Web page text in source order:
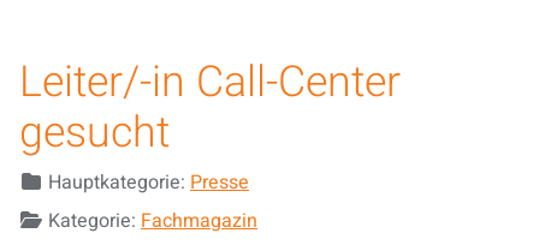
Leiter/-in Call-Center
gesucht
DetailsHauptkategorie: Presse
Kategorie: Fachmagazin